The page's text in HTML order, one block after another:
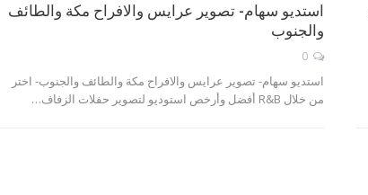
استديو سهام- تصوير عرايس والافراح مكة والطائف
والجنوب
0
استديو سهام- تصوير عرايس والافراح مكة والطائف والجنوب- اختر
من خلال R&B أفضل وأرخص استوديو لتصوير حفلات الزفاف…